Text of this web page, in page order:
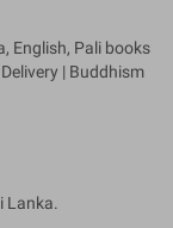
English, Pali books
| Buddhism
Lanka.